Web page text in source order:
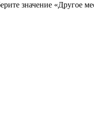
значение «Другое